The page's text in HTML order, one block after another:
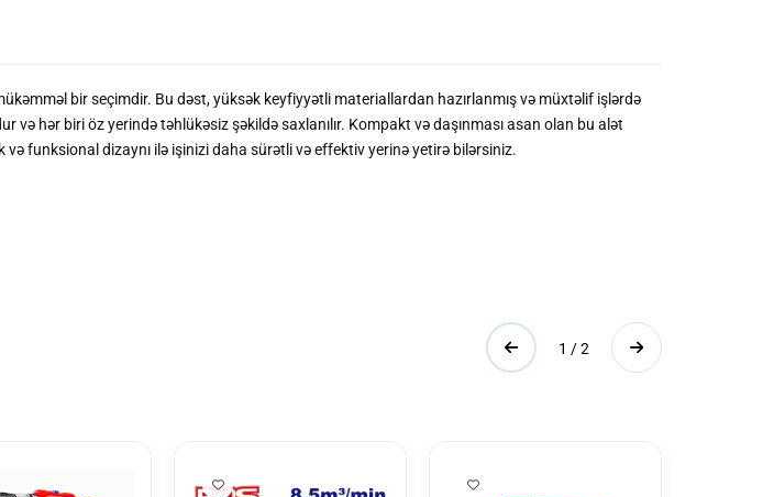
bir seçimdir. Bu dəst, yüksək keyfiyyətli materiallardan hazırlanmış və müxtəlif işlərdə
hər biri öz yerində təhlükəsiz şəkildə saxlanılır. Kompakt və daşınması asan olan bu alət
funksional dizaynı ilə işinizi daha sürətli və effektiv yerinə yetirə bilərsiniz.
1 / 2